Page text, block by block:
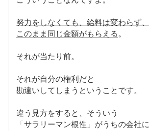
努力をしなくても、給料は変わらず、
このまま同じ金額がもらえる 。
それが当たり前。
それが自分の権利だと
勘違いしてしまうということです。
違う見方をすると、そういう
「サラリーマン根性」がうちの会社に